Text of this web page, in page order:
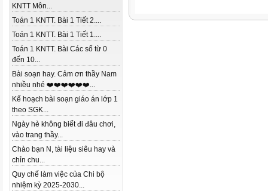
KNTT Môn...
Toán 1 KNTT. Bài 1 Tiết 2....
Toán 1 KNTT. Bài 1 Tiết 1....
Toán 1 KNTT. Bài Các số từ 0
đến 10...
Bài soạn hay. Cảm ơn thầy Nam
nhiều nhé ❤️❤️❤️❤️❤️❤️...
Kế hoạch bài soạn giáo án lớp 1
theo SGK...
Ngày hè không biết đi đâu chơi,
vào trang thầy...
Chào bạn N, tài liệu siêu hay và
chỉn chu...
Quy chế làm việc của Chi bộ
nhiệm kỳ 2025-2030...